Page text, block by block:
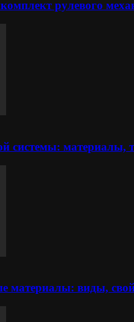
рулевого
системы: материалы,
материалы: виды,